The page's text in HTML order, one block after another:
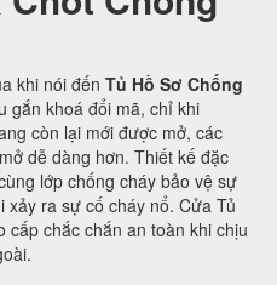
khi nói đến Tủ Hồ Sơ Chống
gắn khoá đổi mã, chỉ khi
còn lại mới được mở, các
dễ dàng hơn. Thiết kế đặc
lớp chống cháy bảo vệ sự
xảy ra sự cố cháy nổ. Cửa Tủ
chắc chắn an toàn khi chịu